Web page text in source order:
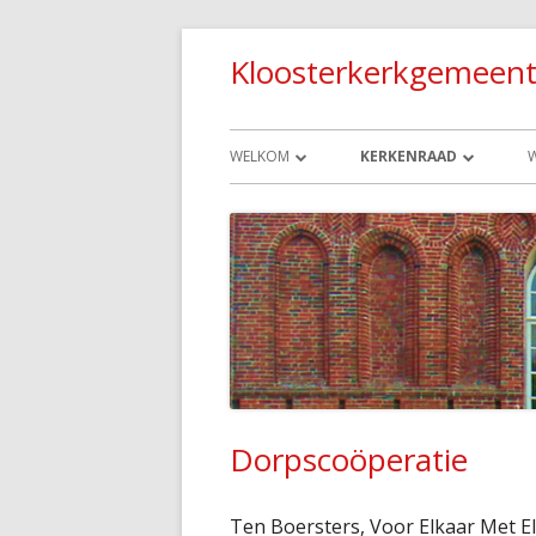
Primair
menu
WELKOM
HELP!
GELOOFSBELIJDENIS
VEILIGE KERK
BELEIDSPLAN 2022-2026
LOCATIES
KERKENRAAD
OUDERLINGEN
DIACONIE
KERKRENTMEESTERS
Dorpscoöperatie
Ten Boersters, Voor Elkaar Met